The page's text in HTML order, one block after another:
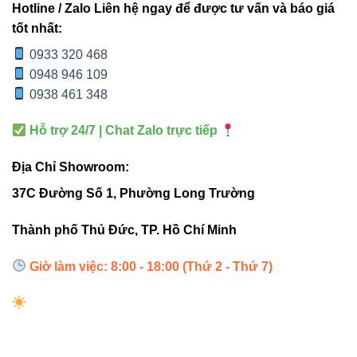
4. Internal Links – Điều hướng
người dùng tốt hơn
thêm các sản phẩm liên quan:
Đèn led âm trần Vinaled
Đèn led panel Vinaled
Đèn led tuýp Vinaled
Hotline / Zalo Liên hệ ngay để được tư vấn và báo giá
tốt nhất:
0933 320 468
0948 946 109
0938 461 348
Hỗ trợ 24/7 | Chat Zalo trực tiếp
Địa Chỉ Showroom:
37C Đường Số 1, Phường Long Trường
Thành phố Thủ Đức, TP. Hồ Chí Minh
Giờ làm việc: 8:00 - 18:00 (Thứ 2 - Thứ 7)